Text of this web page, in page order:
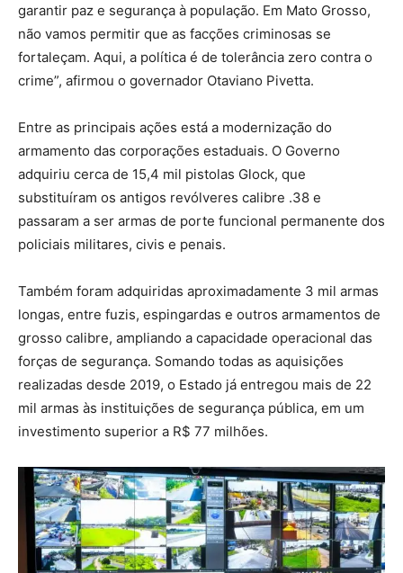
garantir paz e segurança à população. Em Mato Grosso,
não vamos permitir que as facções criminosas se
fortaleçam. Aqui, a política é de tolerância zero contra o
crime”, afirmou o governador Otaviano Pivetta.
Entre as principais ações está a modernização do
armamento das corporações estaduais. O Governo
adquiriu cerca de 15,4 mil pistolas Glock, que
substituíram os antigos revólveres calibre .38 e
passaram a ser armas de porte funcional permanente dos
policiais militares, civis e penais.
Também foram adquiridas aproximadamente 3 mil armas
longas, entre fuzis, espingardas e outros armamentos de
grosso calibre, ampliando a capacidade operacional das
forças de segurança. Somando todas as aquisições
realizadas desde 2019, o Estado já entregou mais de 22
mil armas às instituições de segurança pública, em um
investimento superior a R$ 77 milhões.